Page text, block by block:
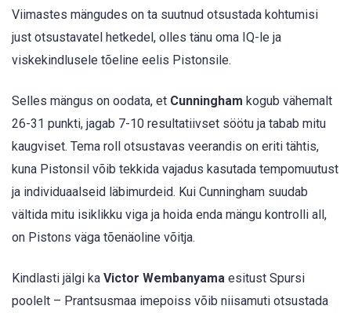
Viimastes mängudes on ta suutnud otsustada kohtumisi
just otsustavatel hetkedel, olles tänu oma IQ-le ja
viskekindlusele tõeline eelis Pistonsile.
Selles mängus on oodata, et Cunningham kogub vähemalt
26-31 punkti, jagab 7-10 resultatiivset söötu ja tabab mitu
kaugviset. Tema roll otsustavas veerandis on eriti tähtis,
kuna Pistonsil võib tekkida vajadus kasutada tempomuutust
ja individuaalseid läbimurdeid. Kui Cunningham suudab
vältida mitu isiklikku viga ja hoida enda mängu kontrolli all,
on Pistons väga tõenäoline võitja.
Kindlasti jälgi ka Victor Wembanyama esitust Spursi
poolelt – Prantsusmaa imepoiss võib niisamuti otsustada